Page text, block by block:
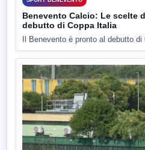
Benevento Calcio: Le scelte
debutto di Coppa Italia
Il Benevento è pronto al debutto di